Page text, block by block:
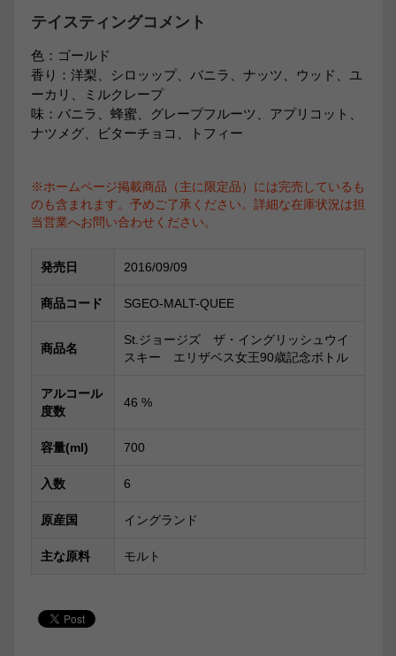
テイスティングコメント
色：ゴールド
香り：洋梨、シロッップ、バニラ、ナッツ、ウッド、ユ
ーカリ、ミルクレープ
味：バニラ、蜂蜜、グレープフルーツ、アプリコット、
ナツメグ、ビターチョコ、トフィー
※ホームページ掲載商品（主に限定品）には完売しているも
のも含まれます。予めご了承ください。詳細な在庫状況は担
当営業へお問い合わせください。
発売日 2016/09/09
商品コード SGEO-MALT-QUEE
商品名
St.ジョージズ ザ・イングリッシュウイ
スキー エリザベス女王90歳記念ボトル
アルコール
度数
46 %
容量(ml) 700
入数 6
原産国 イングランド
主な原料 モルト